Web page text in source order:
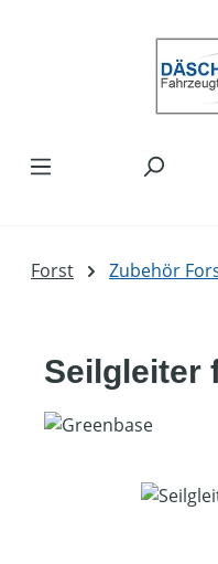
Forst Zubehör
Seilgleiter
Bildergalerie